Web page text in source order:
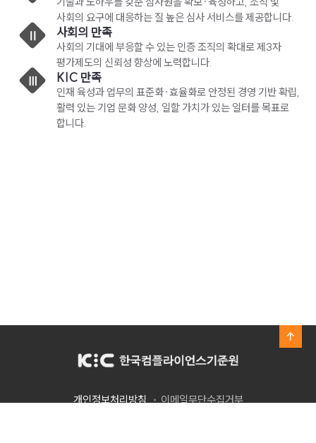
사회의 요구에 대응하는 질 높은 심사 서비스를 제공합니다.
Ⅱ 사회의 만족
사회의 기대에 부응할 수 있는 인증 조직의 확대로 제3자
평가제도의 신뢰성 향상에 노력합니다.
Ⅲ KIC 만족
인재 육성과 업무의 표준화·효율화로 안정된 경영 기반 확립,
활력 있는 기업 문화 양성, 일할 가치가 있는 일터를 목표로
합니다.
개인정보처리방침 이메일무단수집거부